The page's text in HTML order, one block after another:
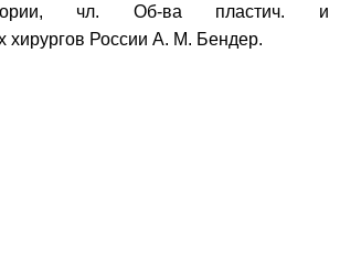
чл. Об-ва пластич. и
хирургов России А. М. Бендер.